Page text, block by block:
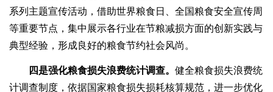
系列主题宣传活动，借助世界粮食日、全国粮食安全宣传周
等重要节点，集中展示各行业在节粮减损方面的创新实践与
典型经验，形成良好的粮食节约社会风尚。
四是强化粮食损失浪费统计调查。 健全粮食损失浪费统
计调查制度，依据国家粮食损失损耗核算规范，进一步优化